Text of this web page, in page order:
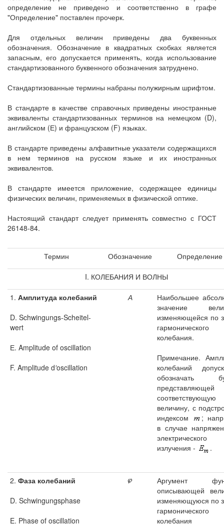
определение не приведено и соответственно в графе
"Определение" поставлен прочерк.
Для отдельных величин приведены два буквенных
обозначения. Обозначение в квадратных скобках является
запасным, его допускается применять, когда использование
стандартизованного буквенного обозначения затруднено.
Стандартизованные термины набраны полужирным шрифтом.
В стандарте в качестве справочных приведены иностранные
эквиваленты стандартизованных терминов на немецком (D),
английском (Е) и французском (F) языках.
В стандарте приведены алфавитные указатели содержащихся
в нем терминов на русском языке и их иностранных
эквивалентов.
В стандарте имеется приложение, содержащее единицы
физических величин, применяемых в физической оптике.
Настоящий стандарт следует применять совместно с ГОСТ
26148-84.
Термин Обозначение Определение
I. КОЛЕБАНИЯ И ВОЛНЫ
1. Амплитуда колебаний
D. Schwingungs-Scheitel-
wert
Е. Amplitude of oscillation
F. Amplitude d'oscillation
А
Наибольшее
значение
изменяющейся по
гармонического
колебания.
Примечание.
колебаний
обозначать
представляющей
соответствующую
величину, с
индексом
;
в случае
электрического
излучения -
.
2. Фаза колебаний
D. Schwingungsphase
E. Phase of oscillation
Аргумент
описывающей
изменяющуюся по
гармонического
колебания